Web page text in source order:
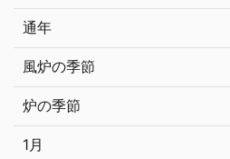
通年
風炉の季節
炉の季節
1月